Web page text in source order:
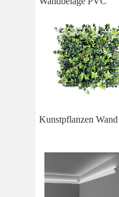
Kunstpflanzen Wand